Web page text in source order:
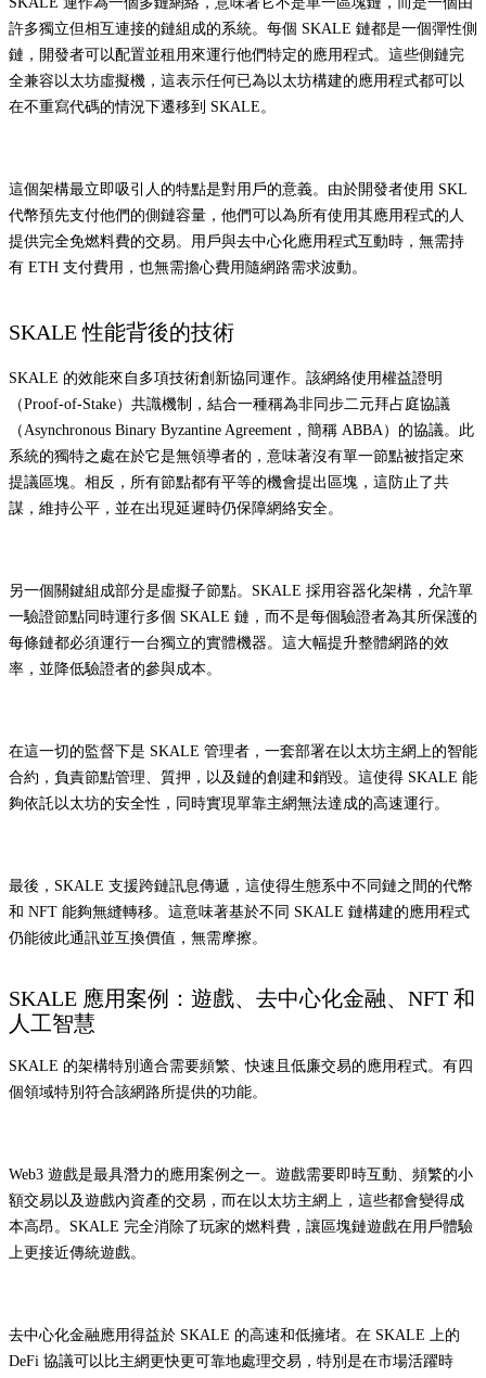
許多獨立但相互連接的鏈組成的系統。每個 SKALE 鏈都是一個彈性側
鏈，開發者可以配置並租用來運行他們特定的應用程式。這些側鏈完
全兼容以太坊虛擬機，這表示任何已為以太坊構建的應用程式都可以
在不重寫代碼的情況下遷移到 SKALE。
這個架構最立即吸引人的特點是對用戶的意義。由於開發者使用 SKL
代幣預先支付他們的側鏈容量，他們可以為所有使用其應用程式的人
提供完全免燃料費的交易。用戶與去中心化應用程式互動時，無需持
有 ETH 支付費用，也無需擔心費用隨網路需求波動。
SKALE 性能背後的技術
SKALE 的效能來自多項技術創新協同運作。該網絡使用權益證明
（Proof-of-Stake）共識機制，結合一種稱為非同步二元拜占庭協議
（Asynchronous Binary Byzantine Agreement，簡稱 ABBA）的協議。此
系統的獨特之處在於它是無領導者的，意味著沒有單一節點被指定來
提議區塊。相反，所有節點都有平等的機會提出區塊，這防止了共
謀，維持公平，並在出現延遲時仍保障網絡安全。
另一個關鍵組成部分是虛擬子節點。SKALE 採用容器化架構，允許單
一驗證節點同時運行多個 SKALE 鏈，而不是每個驗證者為其所保護的
每條鏈都必須運行一台獨立的實體機器。這大幅提升整體網路的效
率，並降低驗證者的參與成本。
在這一切的監督下是 SKALE 管理者，一套部署在以太坊主網上的智能
合約，負責節點管理、質押，以及鏈的創建和銷毀。這使得 SKALE 能
夠依託以太坊的安全性，同時實現單靠主網無法達成的高速運行。
最後，SKALE 支援跨鏈訊息傳遞，這使得生態系中不同鏈之間的代幣
和 NFT 能夠無縫轉移。這意味著基於不同 SKALE 鏈構建的應用程式
仍能彼此通訊並互換價值，無需摩擦。
SKALE 應用案例：遊戲、去中心化金融、NFT 和
人工智慧
SKALE 的架構特別適合需要頻繁、快速且低廉交易的應用程式。有四
個領域特別符合該網路所提供的功能。
Web3 遊戲是最具潛力的應用案例之一。遊戲需要即時互動、頻繁的小
額交易以及遊戲內資產的交易，而在以太坊主網上，這些都會變得成
本高昂。SKALE 完全消除了玩家的燃料費，讓區塊鏈遊戲在用戶體驗
上更接近傳統遊戲。
去中心化金融應用得益於 SKALE 的高速和低擁堵。在 SKALE 上的
DeFi 協議可以比主網更快更可靠地處理交易，特別是在市場活躍時